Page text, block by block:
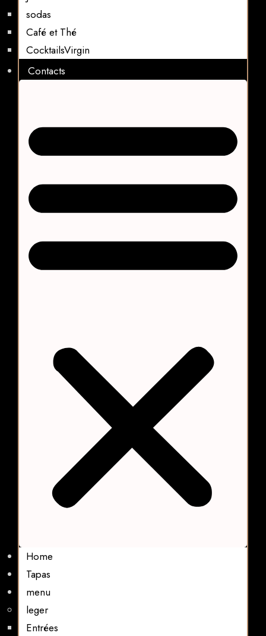
sodas
Café et Thé
CocktailsVirgin​
Contacts
Home
Tapas
menu
leger
Entrées